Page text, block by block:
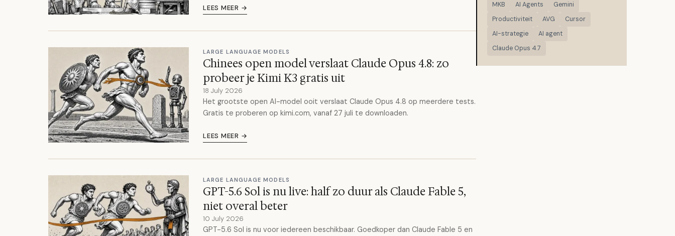
LEES MEER →
LARGE LANGUAGE MODELS
Chinees open model verslaat Claude Opus 4.8: zo
probeer je Kimi K3 gratis uit
18 July 2026
Het grootste open AI-model ooit verslaat Claude Opus 4.8 op meerdere tests.
Gratis te proberen op kimi.com, vanaf 27 juli te downloaden.
LEES MEER →
LARGE LANGUAGE MODELS
GPT-5.6 Sol is nu live: half zo duur als Claude Fable 5,
niet overal beter
10 July 2026
GPT-5.6 Sol is nu voor iedereen beschikbaar. Goedkoper dan Claude Fable 5 en
MKB
AI Agents
Gemini
Productiviteit
AVG
Cursor
AI-strategie
AI agent
Claude Opus 4.7